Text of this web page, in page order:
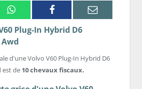
WhatsappFacebook Email
Plug-In Hybrid D6
d'une Volvo V60 Plug-In Hybrid D6
est de 10 chevaux fiscaux.